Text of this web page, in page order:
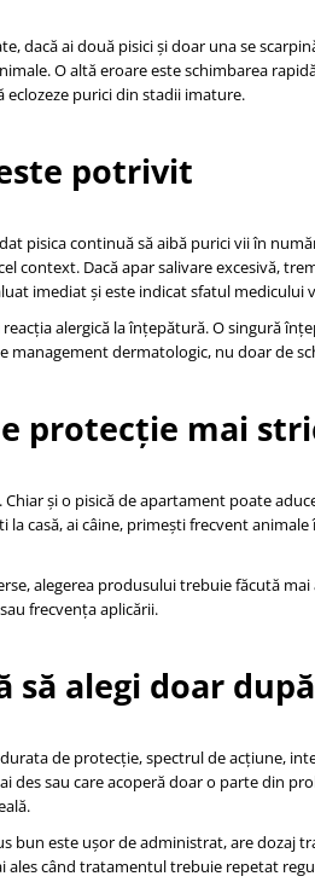
ai două pisici și doar una se
O altă eroare este schimbarea
purici din stadii imature.
potrivit
pisica continuă să aibă purici vii în
context. Dacă apar salivare excesivă,
imediat și este indicat sfatul medicului
alergică la înțepătură. O singură
dermatologic, nu doar de
protecție mai
Chiar și o pisică de apartament poate
casă, ai câine, primești frecvent
alegerea produsului trebuie făcută
frecvența aplicării.
să alegi doar
de protecție, spectrul de acțiune,
des sau care acoperă doar o parte din
bun este ușor de administrat, are dozaj
ales când tratamentul trebuie repetat